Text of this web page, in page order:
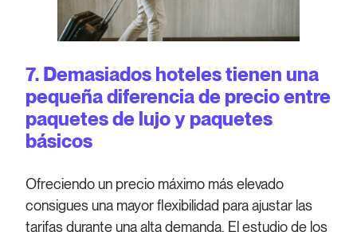
7. Demasiados hoteles tienen una
pequeña diferencia de precio entre
paquetes de lujo y paquetes
básicos
Ofreciendo un precio máximo más elevado
consigues una mayor flexibilidad para ajustar las
tarifas durante una alta demanda. El estudio de los